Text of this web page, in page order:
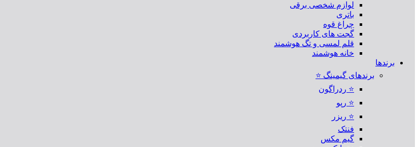
لوازم شخصی برقی
باتری
چراغ قوه
گجت های کاربردی
قلم لمسی و تگ هوشمند
خانه هوشمند
برندها
برندهای گیمینگ ⭐
⭐ ردراگون
⭐ رپو
⭐ ریزر
فنتک
گیم مکس